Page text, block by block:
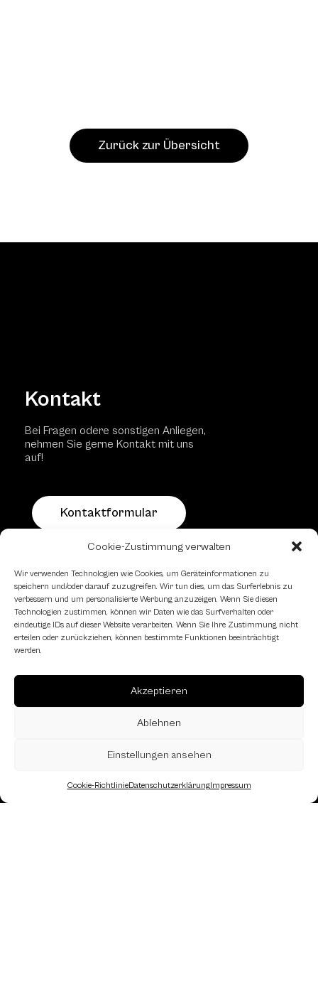
Cookie-Zustimmung verwalten
Wir verwenden Technologien wie Cookies, um Geräteinformationen zu
speichern und/oder darauf zuzugreifen. Wir tun dies, um das Surferlebnis zu
verbessern und um personalisierte Werbung anzuzeigen. Wenn Sie diesen
Technologien zustimmen, können wir Daten wie das Surfverhalten oder
eindeutige IDs auf dieser Website verarbeiten. Wenn Sie Ihre Zustimmung nicht
erteilen oder zurückziehen, können bestimmte Funktionen beeinträchtigt
werden.
Akzeptieren
Ablehnen
Einstellungen ansehen
Cookie-RichtlinieDatenschutzerklärungImpressum
Zurück zur Übersicht
Kontakt
Bei Fragen odere sonstigen Anliegen,
nehmen Sie gerne Kontakt mit uns
auf!
Kontaktformular